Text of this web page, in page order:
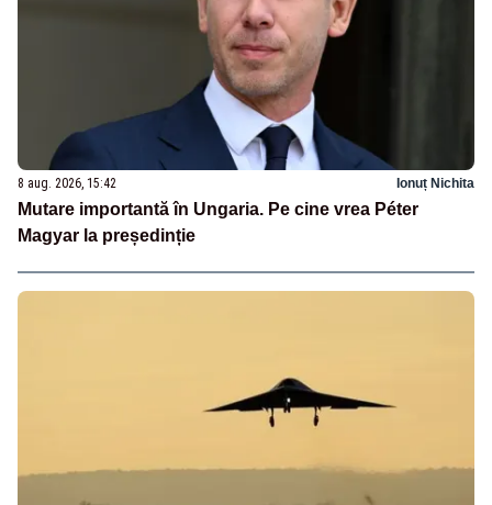
8 aug. 2026, 15:42 Ionuț Nichita
Mutare importantă în Ungaria. Pe cine vrea Péter
Magyar la președinție